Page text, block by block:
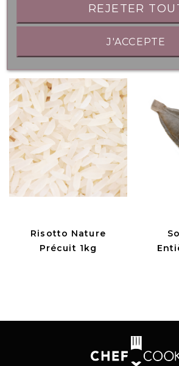
Persillade 250gr
Risotto Nature
Précuit 1kg
REJETER
J'ACCEPTE